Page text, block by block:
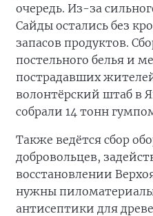
очередь. Из-за
Сайды остались без
запасов продуктов.
постельного белья и
пострадавших
волонтёрский штаб в
собрали 14 тонн
Также ведётся сбор
добровольцев,
восстановлении
нужны
антисептики для